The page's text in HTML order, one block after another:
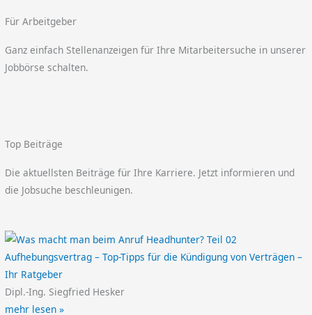
Für Arbeitgeber
Ganz einfach Stellenanzeigen für Ihre Mitarbeitersuche in unserer
Jobbörse schalten.
Top Beiträge
Die aktuellsten Beiträge für Ihre Karriere. Jetzt informieren und
die Jobsuche beschleunigen.
Aufhebungsvertrag – Top-Tipps für die Kündigung von Verträgen –
Ihr Ratgeber
Dipl.-Ing. Siegfried Hesker
mehr lesen »